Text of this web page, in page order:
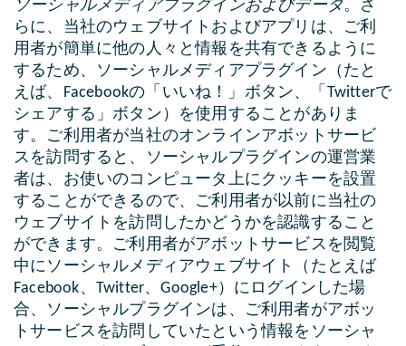
ソーシャルメディアプラグインおよびデータ。さ
らに、当社のウェブサイトおよびアプリは、ご利
用者が簡単に他の人々と情報を共有できるように
するため、ソーシャルメディアプラグイン（たと
えば、Facebookの「いいね！」ボタン、「Twitterで
シェアする」ボタン）を使用することがありま
す。ご利用者が当社のオンラインアボットサービ
スを訪問すると、ソーシャルプラグインの運営業
者は、お使いのコンピュータ上にクッキーを設置
することができるので、ご利用者が以前に当社の
ウェブサイトを訪問したかどうかを認識すること
ができます。ご利用者がアボットサービスを閲覧
中にソーシャルメディアウェブサイト（たとえば
Facebook、Twitter、Google+）にログインした場
合、ソーシャルプラグインは、ご利用者がアボッ
トサービスを訪問していたという情報をソーシャ